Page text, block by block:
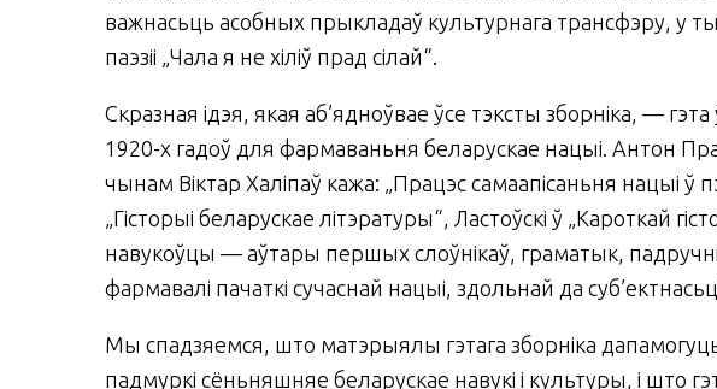
важнасьць асобных прыкладаў культурнага трансфэру, у
паэзіі „Чала я не хіліў прад сілай“.
Скразная ідэя, якая аб’ядноўвае ўсе тэксты зборніка, —
1920-х гадоў для фармаваньня беларускае нацыі. Антон
чынам Віктар Халіпаў кажа: „Працэс самаапісаньня нацыі ў
„Гісторыі беларускае літэратуры“, Ластоўскі ў „Кароткай
навукоўцы — аўтары першых слоўнікаў, граматык,
фармавалі пачаткі сучаснай нацыі, здольнай да
Мы спадзяемся, што матэрыялы гэтага зборніка
падмуркі сёньняшняе беларускае навукі і культуры, і